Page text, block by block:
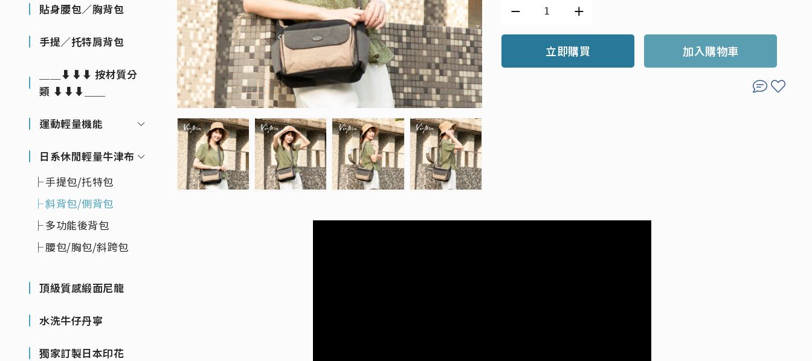
貼身腰包／胸背包
手提／托特肩背包
＿＿⬇⬇⬇ 按材質分
類 ⬇⬇⬇＿＿
運動輕量機能
日系休閒輕量牛津布
手提包/托特包
斜背包/側背包
多功能後背包
腰包/胸包/斜跨包
頂級質感緞面尼龍
水洗牛仔丹寧
獨家訂製日本印花
立即購買 加入購物車